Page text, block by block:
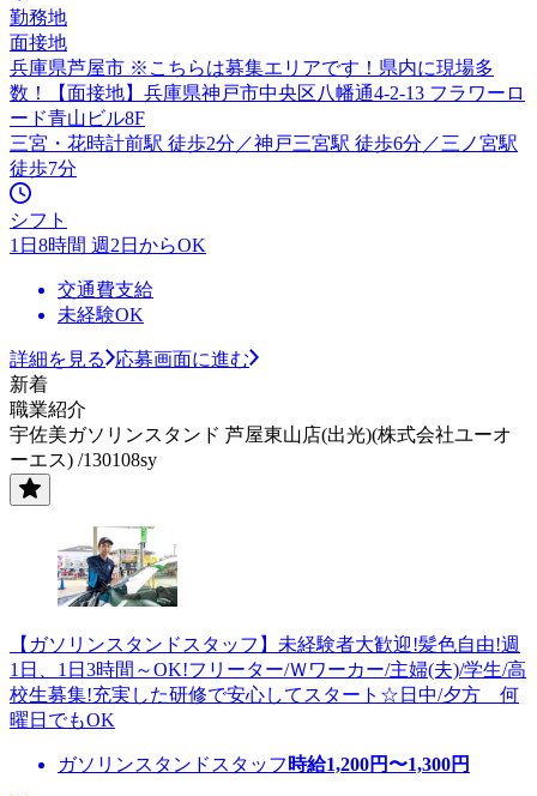
勤務地
面接地
兵庫県芦屋市 ※こちらは募集エリアです！県内に現場多
数！【面接地】兵庫県神戸市中央区八幡通4-2-13 フラワーロ
ード青山ビル8F
三宮・花時計前駅 徒歩2分／神戸三宮駅 徒歩6分／三ノ宮駅
徒歩7分
シフト
1日8時間 週2日からOK
交通費支給
未経験OK
詳細を見る
応募画面に進む
新着
職業紹介
宇佐美ガソリンスタンド 芦屋東山店(出光)(株式会社ユーオ
ーエス) /130108sy
【ガソリンスタンドスタッフ】未経験者大歓迎!髪色自由!週
1日、1日3時間～OK!フリーター/Ｗワーカー/主婦(夫)/学生/高
校生募集!充実した研修で安心してスタート☆日中/夕方 何
曜日でもOK
ガソリンスタンドスタッフ 時給1,200円〜1,300円